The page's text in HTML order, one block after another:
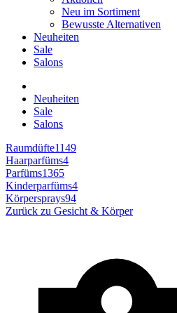
Neu im Sortiment
Bewusste Alternativen
Neuheiten
Sale
Salons
Neuheiten
Sale
Salons
Raumdüfte1149
Haarparfüms4
Parfüms1365
Kinderparfüms4
Körpersprays94
Zurück zu Gesicht & Körper